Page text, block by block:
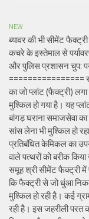
NEW
ब्यावर की भी सीमेंट
कचरे के इस्तेमाल से
और पुलिस प्रशासन चुप:
================
का जो प्लांट (फैक्ट्री)
मुश्किल हो गया है। यह
बांगड़ घराना समाजसेवा
सांस लेना भी मुश्किल हो
प्रतिबंधित केमिकल का
वाले पत्थरों को बरीक
समूह श्री सीमेंट फैक्ट्री में
कि फैक्ट्री से जो धुंआ
मुश्किल हो रही है। कई
रही है। इस जहरीली परत